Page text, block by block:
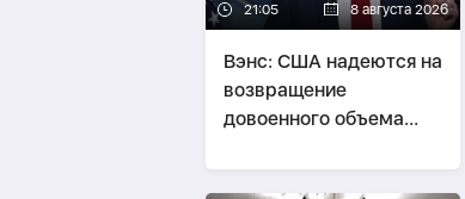
21:05 8 августа 2026
Вэнс: США надеются на
возвращение
довоенного объема
Ормуз